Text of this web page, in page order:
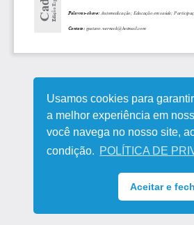
Usamos cookies para
a melhor experiência em
você navega no nosso site,
condição. POLÍTICA DE
Aceitar e